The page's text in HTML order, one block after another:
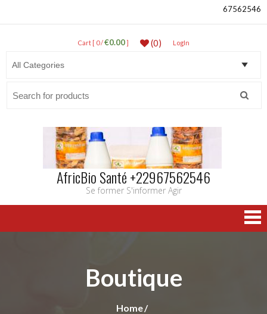
67562546
Cart [ 0 /€0.00] (0) LogIn
AfricBio Santé +22967562546
Se former S'informer Agir
Boutique
Home